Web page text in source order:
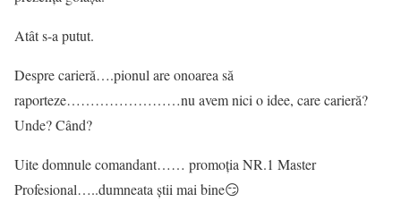
Atât s-a putut.
Despre carieră….pionul are onoarea să
raporteze……………………nu avem nici o idee, care carieră?
Unde? Când?
Uite domnule comandant…… promoția NR.1 Master
Profesional…..dumneata știi mai bine😏